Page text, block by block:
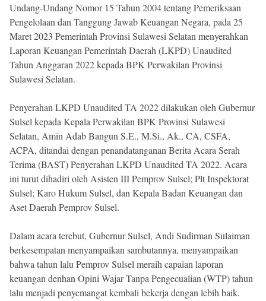
Undang-Undang Nomor 15 Tahun 2004 tentang Pemeriksaan
Pengelolaan dan Tanggung Jawab Keuangan Negara, pada 25
Maret 2023 Pemerintah Provinsi Sulawesi Selatan menyerahkan
Laporan Keuangan Pemerintah Daerah (LKPD) Unaudited
Tahun Anggaran 2022 kepada BPK Perwakilan Provinsi
Sulawesi Selatan.
Penyerahan LKPD Unaudited TA 2022 dilakukan oleh Gubernur
Sulsel kepada Kepala Perwakilan BPK Provinsi Sulawesi
Selatan, Amin Adab Bangun S.E., M.Si., Ak., CA, CSFA,
ACPA, ditandai dengan penandatanganan Berita Acara Serah
Terima (BAST) Penyerahan LKPD Unaudited TA 2022. Acara
ini turut dihadiri oleh Asisten III Pemprov Sulsel; Plt Inspektorat
Sulsel; Karo Hukum Sulsel, dan Kepala Badan Keuangan dan
Aset Daerah Pemprov Sulsel.
Dalam acara terebut, Gubernur Sulsel, Andi Sudirman Sulaiman
berkesempatan menyampaikan sambutannya, menyampaikan
bahwa tahun lalu Pemprov Sulsel meraih capaian laporan
keuangan denhan Opini Wajar Tanpa Pengecualian (WTP) tahun
lalu menjadi penyemangat kembali bekerja dengan lebih baik.